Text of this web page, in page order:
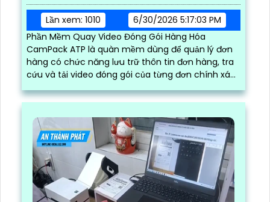
Lần xem: 1010
6/30/2026 5:17:03 PM
Phần Mềm Quay Video Đóng Gói Hàng Hóa
CamPack ATP là quàn mềm dùng để quản lý đơn
hàng có chức năng lưu trữ thôn tin đơn hàng, tra
cứu và tải video đóng gói của từng đơn chính xác